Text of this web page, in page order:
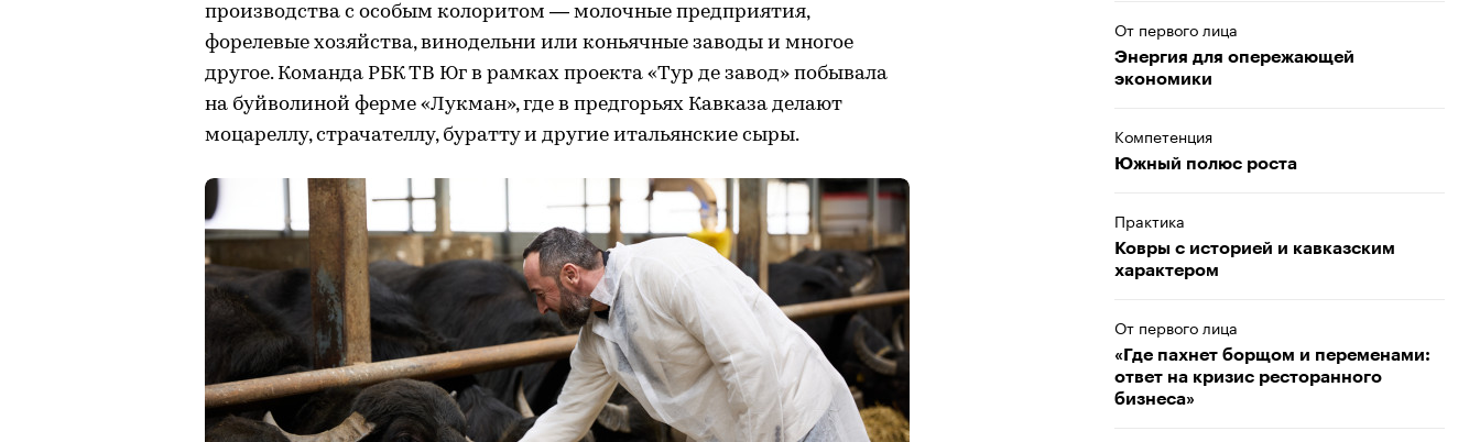
производства с особым колоритом — молочные предприятия,
форелевые хозяйства, винодельни или коньячные заводы и многое
другое. Команда РБК ТВ Юг в рамках проекта «Тур де завод» побывала
на буйволиной ферме «Лукман», где в предгорьях Кавказа делают
моцареллу, страчателлу, буратту и другие итальянские сыры.
От первого лица
Энергия для опережающей
экономики
Компетенция
Южный полюс роста
Практика
Ковры с историей и кавказским
характером
От первого лица
«Где пахнет борщом и переменами:
ответ на кризис ресторанного
бизнеса»